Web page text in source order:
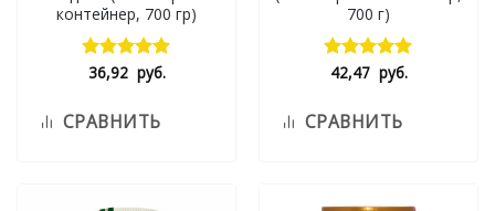
контейнер, 700 гр)
Оценка
36,92 руб.
СРАВНИТЬ
700 г)
Оценка
42,47 руб.
СРАВНИТЬ